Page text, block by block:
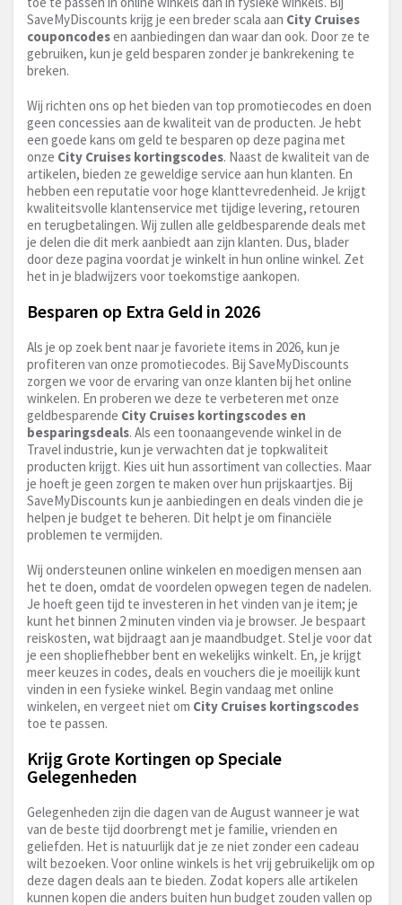
SaveMyDiscounts krijg je een breder scala aan City Cruises
couponcodesen aanbiedingen dan waar dan ook. Door ze te
gebruiken, kun je geld besparen zonder je bankrekening te
breken.
Wij richten ons op het bieden van top promotiecodes en doen
geen concessies aan de kwaliteit van de producten. Je hebt
een goede kans om geld te besparen op deze pagina met
onze City Cruises kortingscodes. Naast de kwaliteit van de
artikelen, bieden ze geweldige service aan hun klanten. En
hebben een reputatie voor hoge klanttevredenheid. Je krijgt
kwaliteitsvolle klantenservice met tijdige levering, retouren
en terugbetalingen. Wij zullen alle geldbesparende deals met
je delen die dit merk aanbiedt aan zijn klanten. Dus, blader
door deze pagina voordat je winkelt in hun online winkel. Zet
het in je bladwijzers voor toekomstige aankopen.
Besparen op Extra Geld in 2026
Als je op zoek bent naar je favoriete items in 2026, kun je
profiteren van onze promotiecodes. Bij SaveMyDiscounts
zorgen we voor de ervaring van onze klanten bij het online
winkelen. En proberen we deze te verbeteren met onze
geldbesparende City Cruises kortingscodes en
besparingsdeals. Als een toonaangevende winkel in de
Travel industrie, kun je verwachten dat je topkwaliteit
producten krijgt. Kies uit hun assortiment van collecties. Maar
je hoeft je geen zorgen te maken over hun prijskaartjes. Bij
SaveMyDiscounts kun je aanbiedingen en deals vinden die je
helpen je budget te beheren. Dit helpt je om financiële
problemen te vermijden.
Wij ondersteunen online winkelen en moedigen mensen aan
het te doen, omdat de voordelen opwegen tegen de nadelen.
Je hoeft geen tijd te investeren in het vinden van je item; je
kunt het binnen 2 minuten vinden via je browser. Je bespaart
reiskosten, wat bijdraagt aan je maandbudget. Stel je voor dat
je een shopliefhebber bent en wekelijks winkelt. En, je krijgt
meer keuzes in codes, deals en vouchers die je moeilijk kunt
vinden in een fysieke winkel. Begin vandaag met online
winkelen, en vergeet niet om City Cruises kortingscodes
toe te passen.
Krijg Grote Kortingen op Speciale
Gelegenheden
Gelegenheden zijn die dagen van de August wanneer je wat
van de beste tijd doorbrengt met je familie, vrienden en
geliefden. Het is natuurlijk dat je ze niet zonder een cadeau
wilt bezoeken. Voor online winkels is het vrij gebruikelijk om op
deze dagen deals aan te bieden. Zodat kopers alle artikelen
kunnen kopen die anders buiten hun budget zouden vallen op